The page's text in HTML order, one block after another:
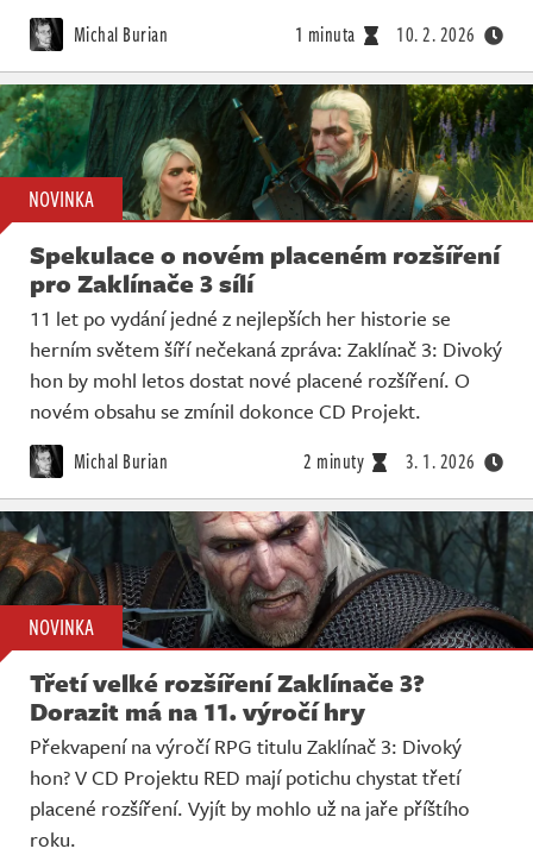
Michal Burian 1 minuta 10. 2. 2026
NOVINKA
Spekulace o novém placeném rozšíření
pro Zaklínače 3 sílí
11 let po vydání jedné z nejlepších her historie se
herním světem šíří nečekaná zpráva: Zaklínač 3: Divoký
hon by mohl letos dostat nové placené rozšíření. O
novém obsahu se zmínil dokonce CD Projekt.
Michal Burian 2 minuty 3. 1. 2026
NOVINKA
Třetí velké rozšíření Zaklínače 3?
Dorazit má na 11. výročí hry
Překvapení na výročí RPG titulu Zaklínač 3: Divoký
hon? V CD Projektu RED mají potichu chystat třetí
placené rozšíření. Vyjít by mohlo už na jaře příštího
roku.